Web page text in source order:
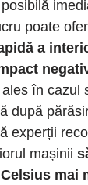
poate
a
în cazul
după
experții
mașinii
mai